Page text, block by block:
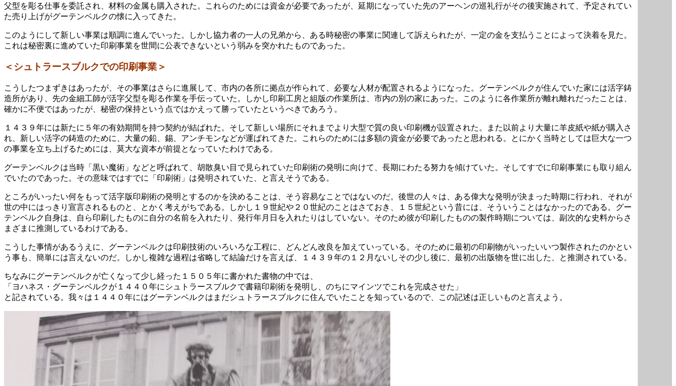
父型を彫る仕事を委託され、材料の金属も購入された。これらのためには資金が必要であったが、延期になっていた先のアーヘンの巡礼行がその後実施されて、予定されてい
た売り上げがグーテンベルクの懐に入ってきた。
このようにして新しい事業は順調に進んでいった。しかし協力者の一人の兄弟から、ある時秘密の事業に関連して訴えられたが、一定の金を支払うことによって決着を見た。
これは秘密裏に進めていた印刷事業を世間に公表できないという弱みを突かれたものであった。
＜シュトラースブルクでの印刷事業＞
こうしたつまずきはあったが、その事業はさらに進展して、市内の各所に拠点が作られて、必要な人材が配置されるようになった。グーテンベルクが住んでいた家には活字鋳
造所があり、先の金細工師が活字父型を彫る作業を手伝っていた。しかし印刷工房と組版の作業所は、市内の別の家にあった。このように各作業所が離れ離れだったことは、
確かに不便ではあったが、秘密の保持という点ではかえって勝っていたというべきであろう。
１４３９年には新たに５年の有効期間を持つ契約が結ばれた。そして新しい場所にそれまでより大型で質の良い印刷機が設置された。また以前より大量に羊皮紙や紙が購入さ
れ、新しい活字の鋳造のために、大量の鉛、錫、アンチモンなどが運ばれてきた。これらのためには多額の資金が必要であったと思われる。とにかく当時としては巨大な一つ
の事業を立ち上げるためには、莫大な資本が前提となっていたわけである。
グーテンベルクは当時「黒い魔術」などと呼ばれて、胡散臭い目で見られていた印刷術の発明に向けて、長期にわたる努力を傾けていた。そしてすでに印刷事業にも取り組ん
でいたのであった。その意味ではすでに「印刷術」は発明されていた、と言えそうである。
ところがいったい何をもって活字版印刷術の発明とするのかを決めることは、そう容易なことではないのだ。後世の人々は、ある偉大な発明が決まった時期に行われ、それが
世の中にはっきり宣言されるものと、とかく考えがちである。しかし１９世紀や２０世紀のことはさておき、１５世紀という昔には、そういうことはなかったのである。グー
テンベルク自身は、自ら印刷したものに自分の名前を入れたり、発行年月日を入れたりはしていない。そのため彼が印刷したものの製作時期については、副次的な史料からさ
まざまに推測しているわけである。
こうした事情があるうえに、グーテンベルクは印刷技術のいろいろな工程に、どんどん改良を加えていっている。そのために最初の印刷物がいったいいつ製作されたのかとい
う事も、簡単には言えないのだ。しかし複雑な過程は省略して結論だけを言えば、１４３９年の１２月ないしその少し後に、最初の出版物を世に出した、と推測されている。
ちなみにグーテンベルクが亡くなって少し経った１５０５年に書かれた書物の中では、
「ヨハネス・グーテンベルクが１４４０年にシュトラースブルクで書籍印刷術を発明し、のちにマインツでこれを完成させた」
と記されている。我々は１４４０年にはグーテンベルクはまだシュトラースブルクに住んでいたことを知っているので、この記述は正しいものと言えよう。